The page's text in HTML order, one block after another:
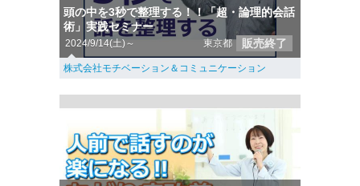
頭の中を3秒で整理する！！「超・論理的会話
術」実践セミナー
2024/9/14(土)～ 東京都 販売終了
株式会社モチベーション＆コミュニケーション